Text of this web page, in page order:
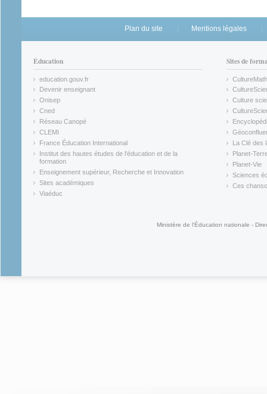
Plan du site Mentions légales
Éducation
education.gouv.fr
(link is external)
Devenir enseignant
(link is external)
Onisep
(link is external)
Cned
(link is external)
Réseau Canopé
(link is external)
CLEMI
(link is external)
France Éducation International
(link is external)
Institut des hautes études de l'éducation et de la
formation
(link is external)
Enseignement supérieur, Recherche et Innovation
(link is external)
Sites académiques
(link is external)
Viaéduc
Sites de
CultureMath
(link is
(link is
Culture
(link is
(link is
(link is
La Clé des
(link is
Planet-
(link is
Planet-Vie
(link is
Sciences
(link is
Ces
Ministère de l'Éducation nationale -